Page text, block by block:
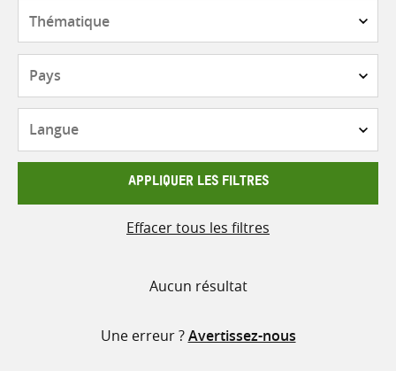
APPLIQUER LES FILTRES
Effacer tous les filtres
Aucun résultat
Une erreur ?Avertissez-nous